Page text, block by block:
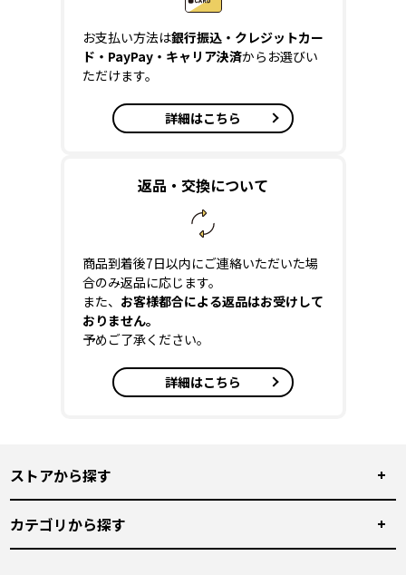
お支払い方法は銀行振込・クレジットカー
ド・PayPay・キャリア決済からお選びい
ただけます。
詳細はこちら
返品・交換について
商品到着後7日以内にご連絡いただいた場
合のみ返品に応じます。
また、 お客様都合による返品はお受けして
おりません。
予めご了承ください。
詳細はこちら
ストアから探す
カテゴリから探す